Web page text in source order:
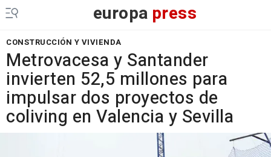
europa press
CONSTRUCCIÓN Y VIVIENDA
Metrovacesa y Santander
invierten 52,5 millones para
impulsar dos proyectos de
coliving en Valencia y Sevilla